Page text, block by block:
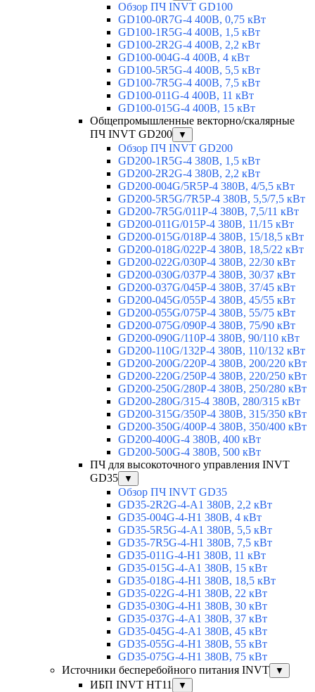
Обзор ПЧ INVT GD100
GD100-0R7G-4 400В, 0,75 кВт
GD100-1R5G-4 400В, 1,5 кВт
GD100-2R2G-4 400В, 2,2 кВт
GD100-004G-4 400В, 4 кВт
GD100-5R5G-4 400В, 5,5 кВт
GD100-7R5G-4 400В, 7,5 кВт
GD100-011G-4 400В, 11 кВт
GD100-015G-4 400В, 15 кВт
Общепромышленные векторно/скалярные
ПЧ INVT GD200
▼
Обзор ПЧ INVT GD200
GD200-1R5G-4 380В, 1,5 кВт
GD200-2R2G-4 380В, 2,2 кВт
GD200-004G/5R5P-4 380В, 4/5,5 кВт
GD200-5R5G/7R5P-4 380В, 5,5/7,5 кВт
GD200-7R5G/011P-4 380В, 7,5/11 кВт
GD200-011G/015P-4 380В, 11/15 кВт
GD200-015G/018P-4 380В, 15/18,5 кВт
GD200-018G/022P-4 380В, 18,5/22 кВт
GD200-022G/030P-4 380В, 22/30 кВт
GD200-030G/037P-4 380В, 30/37 кВт
GD200-037G/045P-4 380В, 37/45 кВт
GD200-045G/055P-4 380В, 45/55 кВт
GD200-055G/075P-4 380В, 55/75 кВт
GD200-075G/090P-4 380В, 75/90 кВт
GD200-090G/110P-4 380В, 90/110 кВт
GD200-110G/132P-4 380В, 110/132 кВт
GD200-200G/220P-4 380В, 200/220 кВт
GD200-220G/250P-4 380В, 220/250 кВт
GD200-250G/280P-4 380В, 250/280 кВт
GD200-280G/315-4 380В, 280/315 кВт
GD200-315G/350P-4 380В, 315/350 кВт
GD200-350G/400P-4 380В, 350/400 кВт
GD200-400G-4 380В, 400 кВт
GD200-500G-4 380В, 500 кВт
ПЧ для высокоточного управления INVT
GD35
▼
Обзор ПЧ INVT GD35
GD35-2R2G-4-A1 380В, 2,2 кВт
GD35-004G-4-H1 380В, 4 кВт
GD35-5R5G-4-A1 380В, 5,5 кВт
GD35-7R5G-4-H1 380В, 7,5 кВт
GD35-011G-4-H1 380В, 11 кВт
GD35-015G-4-A1 380В, 15 кВт
GD35-018G-4-H1 380В, 18,5 кВт
GD35-022G-4-H1 380В, 22 кВт
GD35-030G-4-H1 380В, 30 кВт
GD35-037G-4-A1 380В, 37 кВт
GD35-045G-4-A1 380В, 45 кВт
GD35-055G-4-H1 380В, 55 кВт
GD35-075G-4-H1 380В, 75 кВт
Источники бесперебойного питания INVT
▼
ИБП INVT HT11 ▼